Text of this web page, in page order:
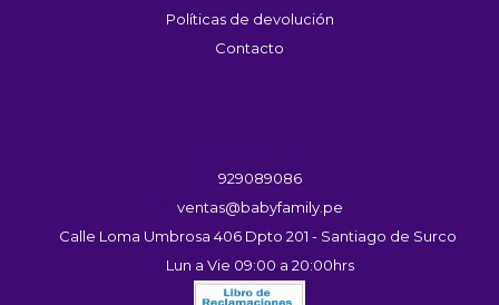
Políticas de devolución
Contacto
929089086
ventas@babyfamily.pe
Calle Loma Umbrosa 406 Dpto 201 - Santiago de Surco
Lun a Vie 09:00 a 20:00hrs